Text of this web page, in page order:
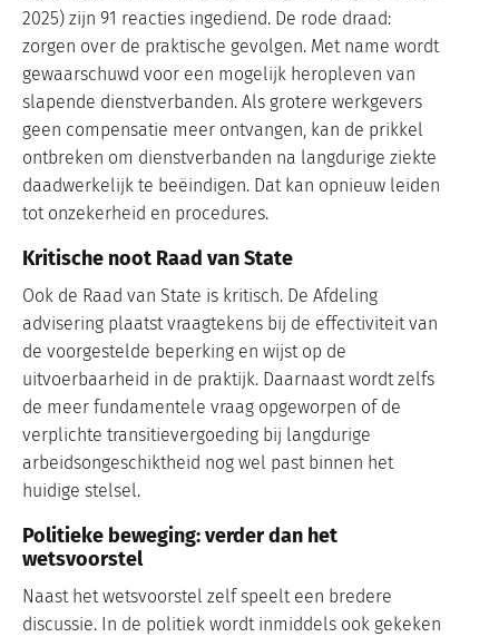
2025) zijn 91 reacties ingediend. De rode draad:
zorgen over de praktische gevolgen. Met name wordt
gewaarschuwd voor een mogelijk heropleven van
slapende dienstverbanden. Als grotere werkgevers
geen compensatie meer ontvangen, kan de prikkel
ontbreken om dienstverbanden na langdurige ziekte
daadwerkelijk te beëindigen. Dat kan opnieuw leiden
tot onzekerheid en procedures.
Kritische noot Raad van State
Ook de Raad van State is kritisch. De Afdeling
advisering plaatst vraagtekens bij de effectiviteit van
de voorgestelde beperking en wijst op de
uitvoerbaarheid in de praktijk. Daarnaast wordt zelfs
de meer fundamentele vraag opgeworpen of de
verplichte transitievergoeding bij langdurige
arbeidsongeschiktheid nog wel past binnen het
huidige stelsel.
Politieke beweging: verder dan het
wetsvoorstel
Naast het wetsvoorstel zelf speelt een bredere
discussie. In de politiek wordt inmiddels ook gekeken